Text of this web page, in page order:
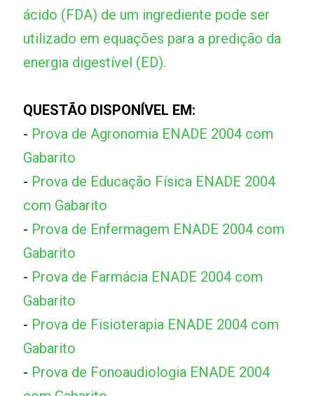
ácido (FDA) de um ingrediente pode ser
utilizado em equações para a predição da
energia digestível (ED).
QUESTÃO DISPONÍVEL EM:
- Prova de Agronomia ENADE 2004 com
Gabarito
- Prova de Educação Física ENADE 2004
com Gabarito
- Prova de Enfermagem ENADE 2004 com
Gabarito
- Prova de Farmácia ENADE 2004 com
Gabarito
- Prova de Fisioterapia ENADE 2004 com
Gabarito
- Prova de Fonoaudiologia ENADE 2004